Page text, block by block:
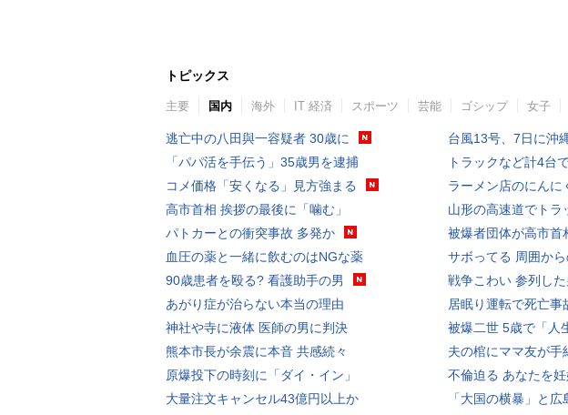
トピックス
主要 国内 海外 IT 経済 スポーツ 芸能 ゴシップ 女子
逃亡中の八田與一容疑者 30歳に
「パパ活を手伝う」35歳男を逮捕
コメ価格「安くなる」見方強まる
高市首相 挨拶の最後に「噛む」
パトカーとの衝突事故 多発か
血圧の薬と一緒に飲むのはNGな薬
90歳患者を殴る? 看護助手の男
あがり症が治らない本当の理由
神社や寺に液体 医師の男に判決
熊本市長が余震に本音 共感続々
原爆投下の時刻に「ダイ・イン」
大量注文キャンセル43億円以上か
台風13号、7日に沖
トラックなど計4台
ラーメン店のにんに
山形の高速道でトラ
被爆者団体が高市首
サボってる 周囲か
戦争こわい 参列し
居眠り運転で死亡事
被爆二世 5歳で「人
夫の棺にママ友が手
不倫迫る あなたを
「大国の横暴」と